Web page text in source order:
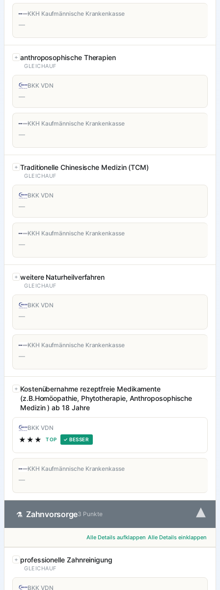
KKH Kaufmännische Krankenkasse
—
anthroposophische Therapien
GLEICHAUF
BKK VDN
—
KKH Kaufmännische Krankenkasse
—
Traditionelle Chinesische Medizin (TCM)
GLEICHAUF
BKK VDN
—
KKH Kaufmännische Krankenkasse
—
weitere Naturheilverfahren
GLEICHAUF
BKK VDN
—
KKH Kaufmännische Krankenkasse
—
Kostenübernahme rezeptfreie Medikamente
(z.B.Homöopathie, Phytotherapie, Anthroposophische
Medizin ) ab 18 Jahre
BKK VDN
★★★ TOP ✓ BESSER
KKH Kaufmännische Krankenkasse
—
⚗ Zahnvorsorge3 Punkte ▾
Alle Details aufklappen Alle Details einklappen
professionelle Zahnreinigung
GLEICHAUF
BKK VDN